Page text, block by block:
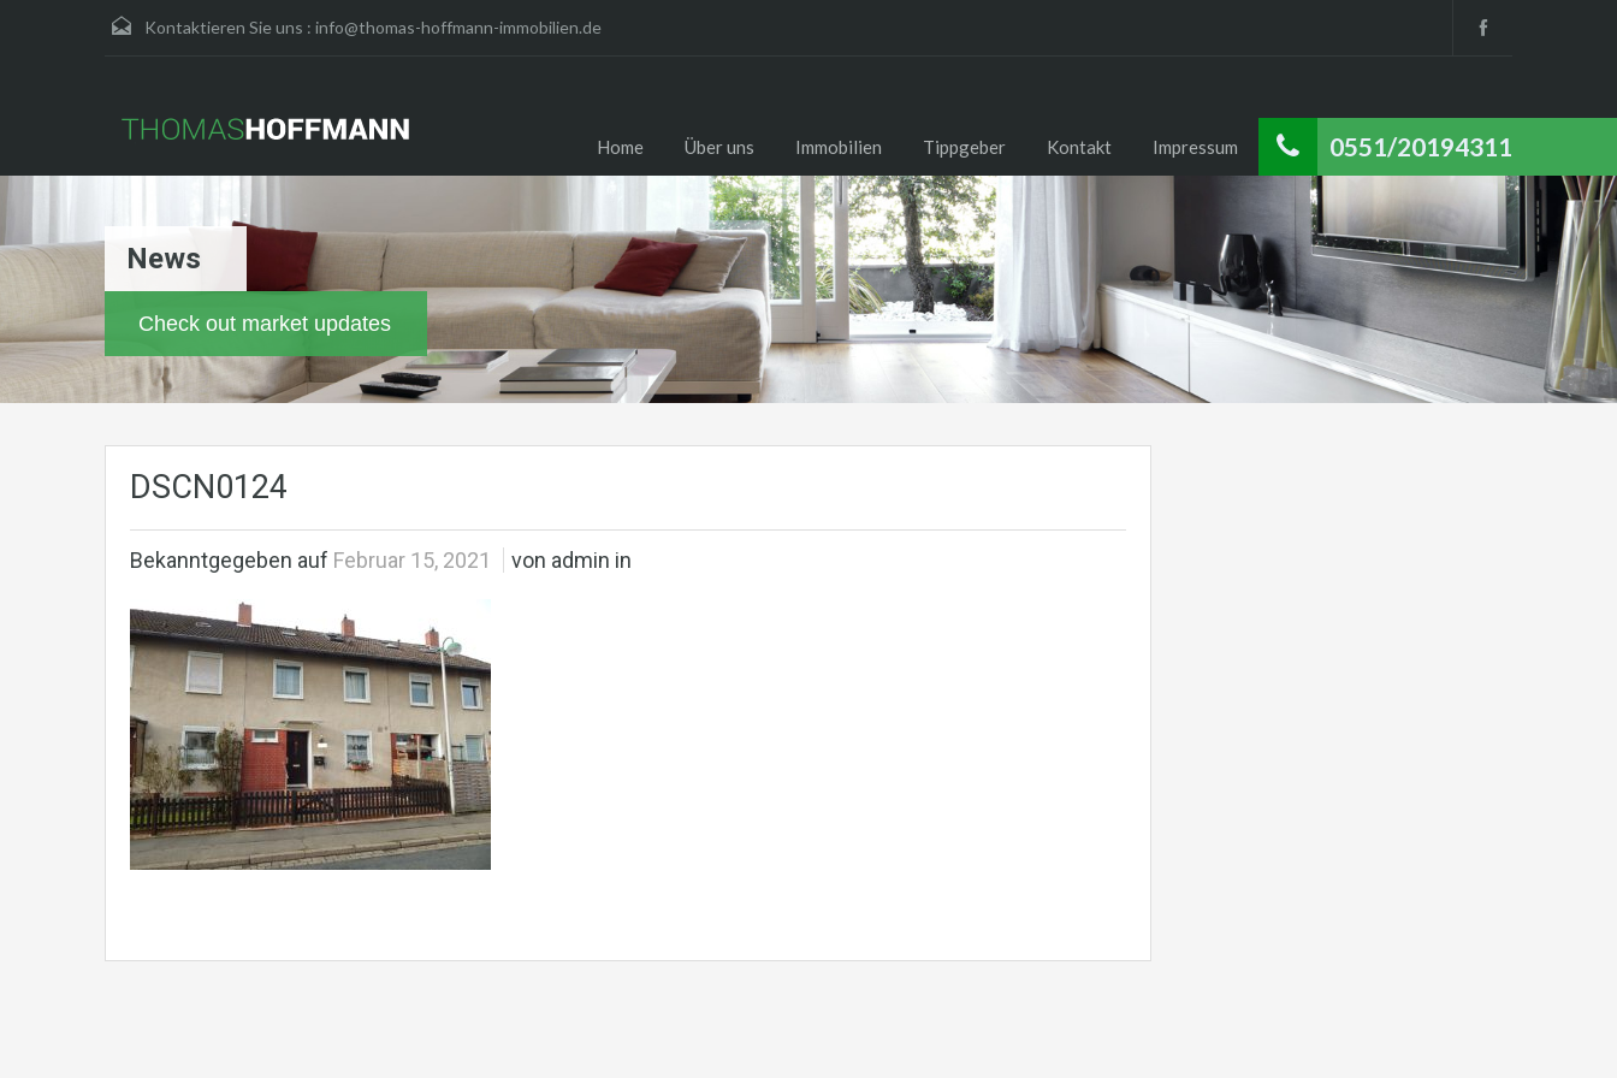
Kontaktieren Sie uns : info@thomas-hoffmann-immobilien.de
0551/20194311
Home Über uns Immobilien Tippgeber Kontakt Impressum
News
Check out market updates
DSCN0124
Bekanntgegeben auf Februar 15, 2021 von admin in